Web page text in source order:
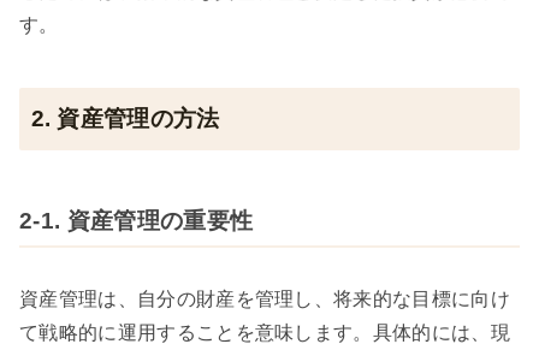
す。
2. 資産管理の方法
2-1. 資産管理の重要性
資産管理は、自分の財産を管理し、将来的な目標に向け
て戦略的に運用することを意味します。具体的には、現